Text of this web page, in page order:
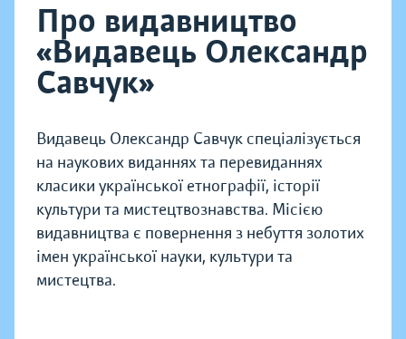
Про видавництво
«Видавець Олександр
Савчук»
Видавець Олександр Савчук спеціалізується
на наукових виданнях та перевиданнях
класики української етнографії, історії
культури та мистецтвознавства. Місією
видавництва є повернення з небуття золотих
імен української науки, культури та
мистецтва.